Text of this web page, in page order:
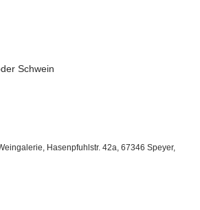
Schwein
Hasenpfuhlstr. 42a, 67346 Speyer,